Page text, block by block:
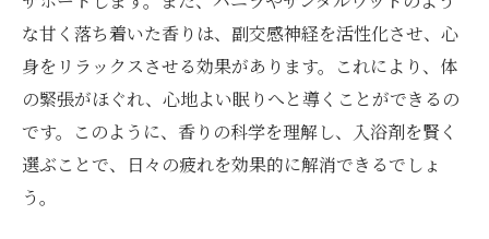
心と体をリフレッシュする秘訣
入浴効果を最大限に引き出す方法
日常生活に癒しを取り入れる
豊かな入浴体験のすすめ
心身のリフレッシュを促す入浴剤選び
な甘く落ち着いた香りは、副交感神経を活性化させ、心
身をリラックスさせる効果があります。これにより、体
の緊張がほぐれ、心地よい眠りへと導くことができるの
です。このように、香りの科学を理解し、入浴剤を賢く
選ぶことで、日々の疲れを効果的に解消できるでしょ
う。